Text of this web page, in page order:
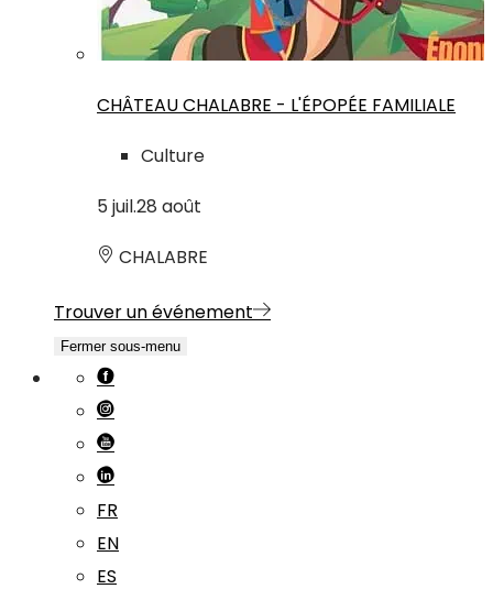
CHÂTEAU CHALABRE - L'ÉPOPÉE FAMILIALE
Culture
5 juil.28 août
CHALABRE
Trouver un événement
Fermer sous-menu
FR
EN
ES